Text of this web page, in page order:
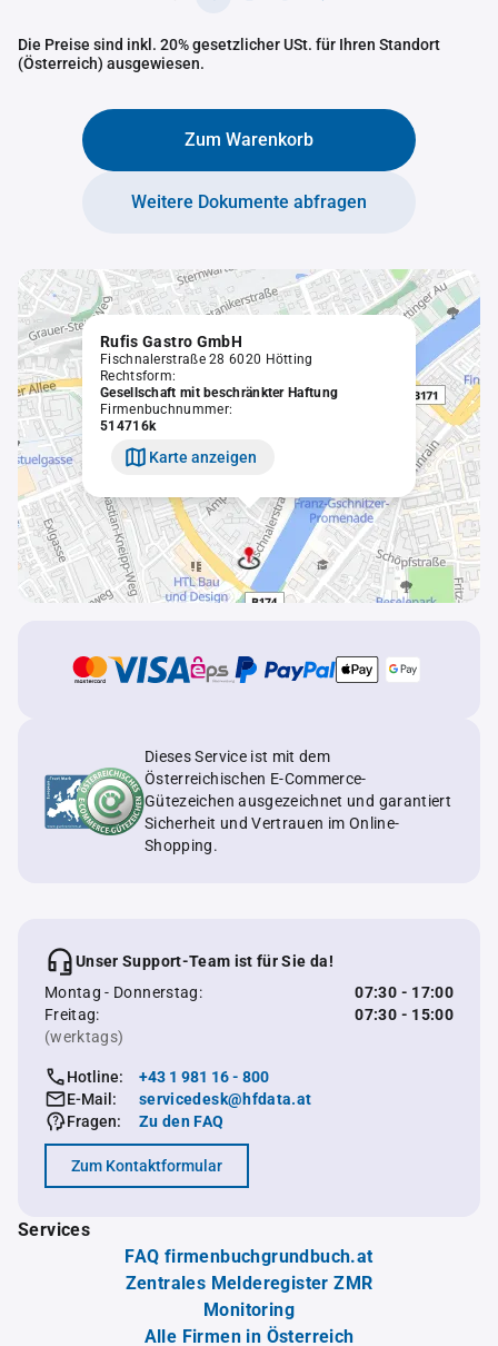
Die Preise sind inkl. 20% gesetzlicher USt. für Ihren Standort
(Österreich) ausgewiesen.
Zum Warenkorb
Weitere Dokumente abfragen
Rufis Gastro GmbH
Fischnalerstraße 28 6020 Hötting
Rechtsform:
Gesellschaft mit beschränkter Haftung
Firmenbuchnummer:
514716k
Karte anzeigen
Dieses Service ist mit dem
Österreichischen E-Commerce-
Gütezeichen ausgezeichnet und garantiert
Sicherheit und Vertrauen im Online-
Shopping.
Unser Support-Team ist für Sie da!
Montag - Donnerstag:
07:30 - 17:00
Freitag:
07:30 - 15:00
(werktags)
Hotline:
+43 1 981 16 - 800
E-Mail:
servicedesk@hfdata.at
Fragen:
Zu den FAQ
Zum Kontaktformular
Services
FAQ firmenbuchgrundbuch.at
Zentrales Melderegister ZMR
Monitoring
Alle Firmen in Österreich